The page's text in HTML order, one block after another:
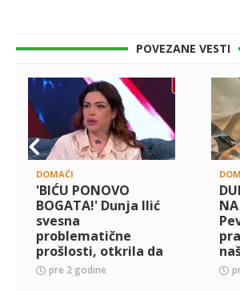
POVEZANE VESTI
DOMAĆI
'BIĆU PONOVO
BOGATA!' Dunja Ilić
svesna
problematične
prošlosti, otkrila da
je naučila lekciju:
Jedan dan pašteta,
pre 2 godine
sa